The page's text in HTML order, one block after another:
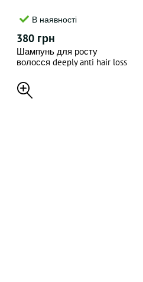
В наявності
380 грн
Шампунь для росту
волосся deeply anti hair loss